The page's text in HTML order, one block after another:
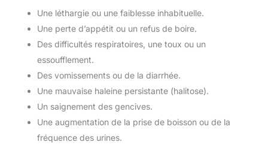
Une léthargie ou une faiblesse inhabituelle.
Une perte d’appétit ou un refus de boire.
Des difficultés respiratoires, une toux ou un
essoufflement.
Des vomissements ou de la diarrhée.
Une mauvaise haleine persistante (halitose).
Un saignement des gencives.
Une augmentation de la prise de boisson ou de la
fréquence des urines.